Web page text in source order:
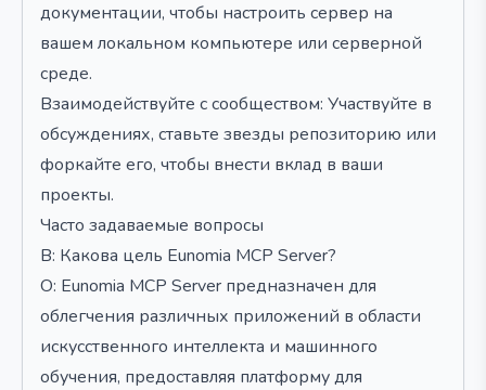
документации, чтобы настроить сервер на
вашем локальном компьютере или серверной
среде.
Взаимодействуйте с сообществом: Участвуйте в
обсуждениях, ставьте звезды репозиторию или
форкайте его, чтобы внести вклад в ваши
проекты.
Часто задаваемые вопросы
В: Какова цель Eunomia MCP Server?
О: Eunomia MCP Server предназначен для
облегчения различных приложений в области
искусственного интеллекта и машинного
обучения, предоставляя платформу для